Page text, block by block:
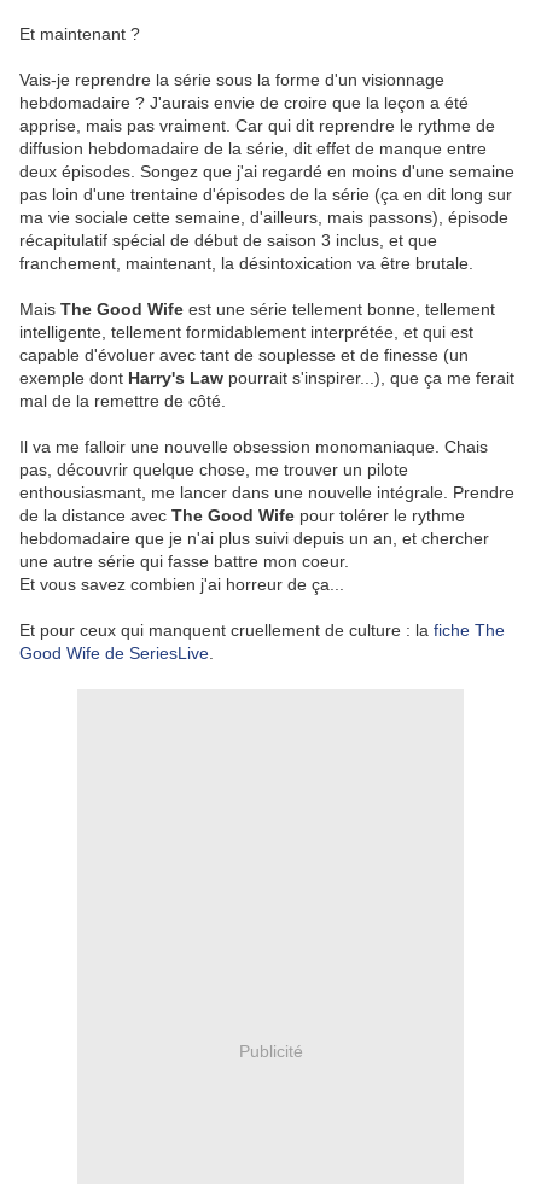
Et maintenant ?
Vais-je reprendre la série sous la forme d'un visionnage
hebdomadaire ? J'aurais envie de croire que la leçon a été
apprise, mais pas vraiment. Car qui dit reprendre le rythme de
diffusion hebdomadaire de la série, dit effet de manque entre
deux épisodes. Songez que j'ai regardé en moins d'une semaine
pas loin d'une trentaine d'épisodes de la série (ça en dit long sur
ma vie sociale cette semaine, d'ailleurs, mais passons), épisode
récapitulatif spécial de début de saison 3 inclus, et que
franchement, maintenant, la désintoxication va être brutale.
Mais The Good Wife est une série tellement bonne, tellement
intelligente, tellement formidablement interprétée, et qui est
capable d'évoluer avec tant de souplesse et de finesse (un
exemple dont Harry's Law pourrait s'inspirer...), que ça me ferait
mal de la remettre de côté.
Il va me falloir une nouvelle obsession monomaniaque. Chais
pas, découvrir quelque chose, me trouver un pilote
enthousiasmant, me lancer dans une nouvelle intégrale. Prendre
de la distance avec The Good Wife pour tolérer le rythme
hebdomadaire que je n'ai plus suivi depuis un an, et chercher
une autre série qui fasse battre mon coeur.
Et vous savez combien j'ai horreur de ça...
Et pour ceux qui manquent cruellement de culture : la fiche The
Good Wife de SeriesLive
Publicité